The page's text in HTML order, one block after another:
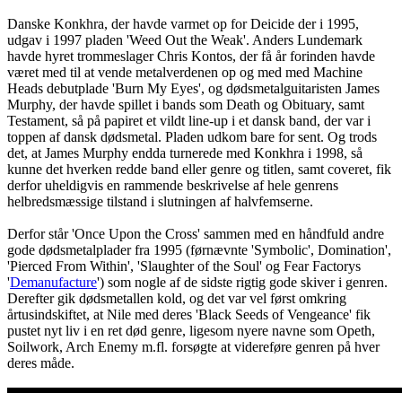
Danske Konkhra, der havde varmet op for Deicide der i 1995,
udgav i 1997 pladen 'Weed Out the Weak'. Anders Lundemark
havde hyret trommeslager Chris Kontos, der få år forinden havde
været med til at vende metalverdenen op og med med Machine
Heads debutplade 'Burn My Eyes', og dødsmetalguitaristen James
Murphy, der havde spillet i bands som Death og Obituary, samt
Testament, så på papiret et vildt line-up i et dansk band, der var i
toppen af dansk dødsmetal. Pladen udkom bare for sent. Og trods
det, at James Murphy endda turnerede med Konkhra i 1998, så
kunne det hverken redde band eller genre og titlen, samt coveret, fik
derfor uheldigvis en rammende beskrivelse af hele genrens
helbredsmæssige tilstand i slutningen af halvfemserne.
Derfor står 'Once Upon the Cross' sammen med en håndfuld andre
gode dødsmetalplader fra 1995 (førnævnte 'Symbolic', Domination',
'Pierced From Within', 'Slaughter of the Soul' og Fear Factorys
'Demanufacture') som nogle af de sidste rigtig gode skiver i genren.
Derefter gik dødsmetallen kold, og det var vel først omkring
årtusindskiftet, at Nile med deres 'Black Seeds of Vengeance' fik
pustet nyt liv i en ret død genre, ligesom nyere navne som Opeth,
Soilwork, Arch Enemy m.fl. forsøgte at videreføre genren på hver
deres måde.